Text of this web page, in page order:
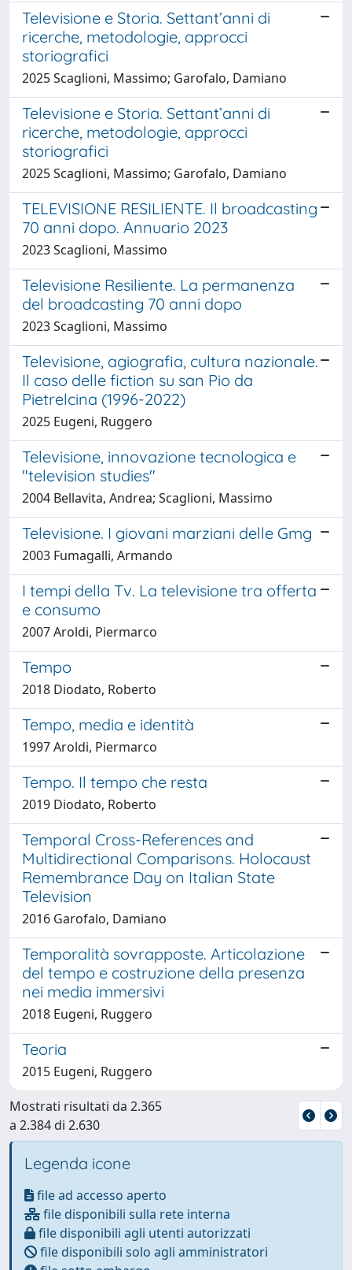
Televisione e Storia. Settant’anni di
ricerche, metodologie, approcci
storiografici
2025 Scaglioni, Massimo; Garofalo, Damiano
Televisione e Storia. Settant’anni di
ricerche, metodologie, approcci
storiografici
2025 Scaglioni, Massimo; Garofalo, Damiano
TELEVISIONE RESILIENTE. Il broadcasting
70 anni dopo. Annuario 2023
2023 Scaglioni, Massimo
Televisione Resiliente. La permanenza
del broadcasting 70 anni dopo
2023 Scaglioni, Massimo
Televisione, agiografia, cultura nazionale.
Il caso delle fiction su san Pio da
Pietrelcina (1996-2022)
2025 Eugeni, Ruggero
Televisione, innovazione tecnologica e
"television studies"
2004 Bellavita, Andrea; Scaglioni, Massimo
Televisione. I giovani marziani delle Gmg
2003 Fumagalli, Armando
I tempi della Tv. La televisione tra offerta
e consumo
2007 Aroldi, Piermarco
Tempo
2018 Diodato, Roberto
Tempo, media e identità
1997 Aroldi, Piermarco
Tempo. Il tempo che resta
2019 Diodato, Roberto
Temporal Cross-References and
Multidirectional Comparisons. Holocaust
Remembrance Day on Italian State
Television
2016 Garofalo, Damiano
Temporalità sovrapposte. Articolazione
del tempo e costruzione della presenza
nei media immersivi
2018 Eugeni, Ruggero
Teoria
2015 Eugeni, Ruggero
Mostrati risultati da 2.365
a 2.384 di 2.630
Legenda icone
file ad accesso aperto
file disponibili sulla rete interna
file disponibili agli utenti autorizzati
file disponibili solo agli amministratori